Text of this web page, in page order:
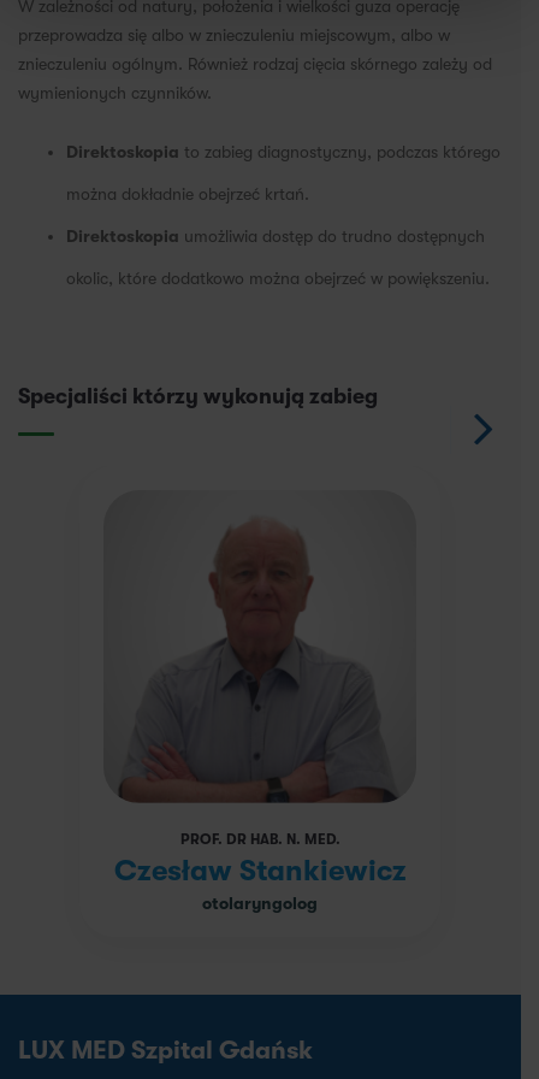
W zależności od natury, położenia i wielkości guza operację
przeprowadza się albo w znieczuleniu miejscowym, albo w
znieczuleniu ogólnym. Również rodzaj cięcia skórnego zależy od
wymienionych czynników.
Direktoskopia to zabieg diagnostyczny, podczas którego
można dokładnie obejrzeć krtań.
Direktoskopia umożliwia dostęp do trudno dostępnych
okolic, które dodatkowo można obejrzeć w powiększeniu.
Specjaliści którzy wykonują zabieg
PROF. DR HAB. N. MED.
Czesław Stankiewicz
otolaryngolog
LUX MED Szpital Gdańsk